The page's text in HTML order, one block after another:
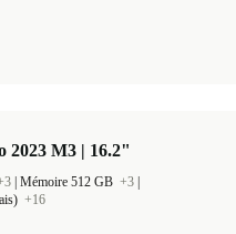
2023 M3 | 16.2"
Mémoire 512 GB +3
+16